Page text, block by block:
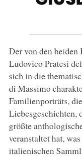
Der von den
Ludovico Pratesi
sich in die
di Massimo
Familienporträts,
Liebesgeschichten,
größte
veranstaltet hat,
italienischen